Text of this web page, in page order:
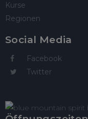
Kurse
Regionen
Social Media
Facebook
Twitter